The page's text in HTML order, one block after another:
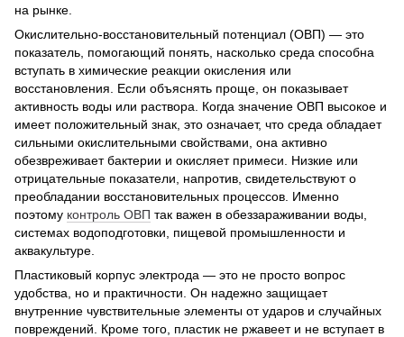
на рынке.
Окислительно-восстановительный потенциал (ОВП) — это
показатель, помогающий понять, насколько среда способна
вступать в химические реакции окисления или
восстановления. Если объяснять проще, он показывает
активность воды или раствора. Когда значение ОВП высокое и
имеет положительный знак, это означает, что среда обладает
сильными окислительными свойствами, она активно
обезвреживает бактерии и окисляет примеси. Низкие или
отрицательные показатели, напротив, свидетельствуют о
преобладании восстановительных процессов. Именно
поэтому контроль ОВП так важен в обеззараживании воды,
системах водоподготовки, пищевой промышленности и
аквакультуре.
Пластиковый корпус электрода — это не просто вопрос
удобства, но и практичности. Он надежно защищает
внутренние чувствительные элементы от ударов и случайных
повреждений. Кроме того, пластик не ржавеет и не вступает в